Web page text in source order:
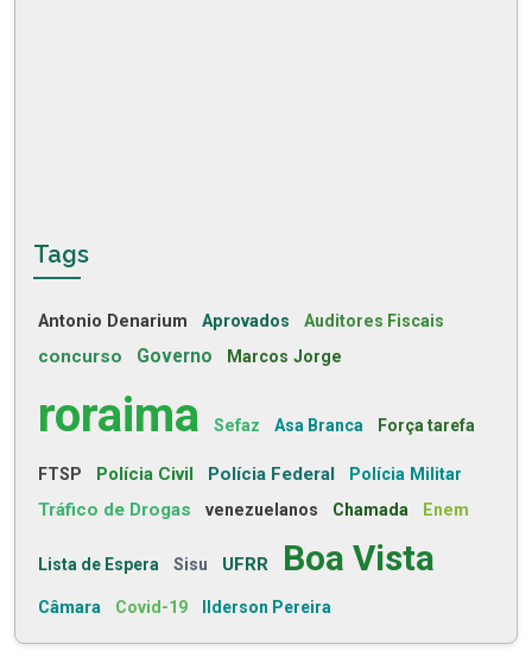
Tags
Antonio Denarium Aprovados Auditores Fiscais
concurso Governo Marcos Jorge
roraima Sefaz Asa Branca Força tarefa
FTSP Polícia Civil Polícia Federal Polícia Militar
Tráfico de Drogas venezuelanos Chamada Enem
Lista de Espera Sisu UFRR Boa Vista
Câmara Covid-19 Ilderson Pereira